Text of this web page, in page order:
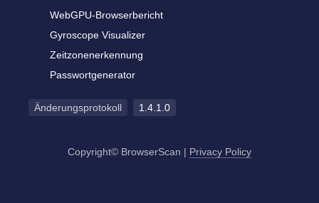
WebGPU-Browserbericht
Gyroscope Visualizer
Zeitzonenerkennung
Passwortgenerator
Änderungsprotokoll 1.4.1.0
Copyright© BrowserScan | Privacy Policy